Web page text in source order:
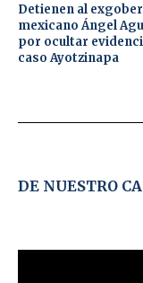
Detienen al
mexicano Ángel
por ocultar
caso Ayotzinapa
DE NUESTRO